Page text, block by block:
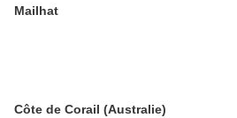
Mailhat
Côte de Corail (Australie)